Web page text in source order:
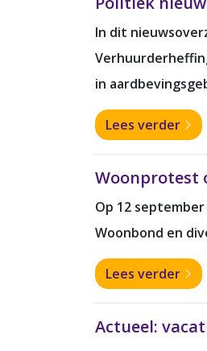
In dit
in
Lees verder
Woonprotest
Op 12
Woonbond en
Lees verder
Actueel: